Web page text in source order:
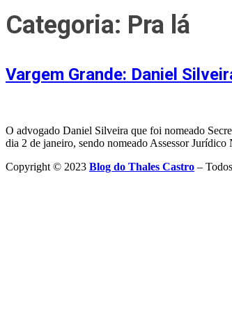
Categoria: Pra lá
Vargem Grande: Daniel
O advogado Daniel Silveira que foi nomeado
dia 2 de janeiro, sendo nomeado Assessor
Copyright © 2023 Blog do Thales Castro –